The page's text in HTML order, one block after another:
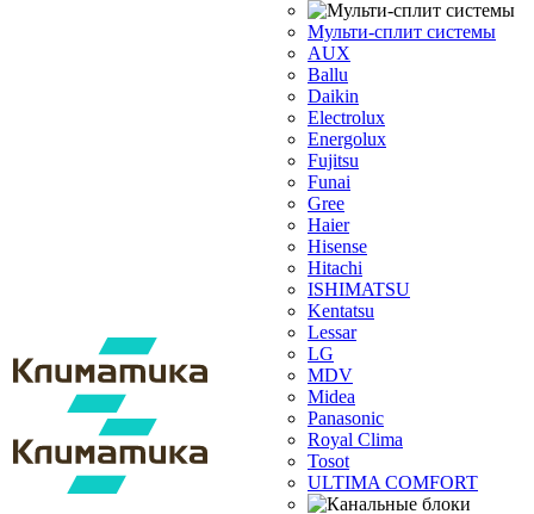
Мульти-сплит системы
AUX
Ballu
Daikin
Electrolux
Energolux
Fujitsu
Funai
Gree
Haier
Hisense
Hitachi
ISHIMATSU
Kentatsu
Lessar
LG
MDV
Midea
Panasonic
Royal Clima
Tosot
ULTIMA COMFORT